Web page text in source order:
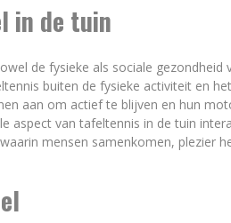
in de tuin
de fysieke als sociale gezondheid
buiten de fysieke activiteit en
aan om actief te blijven en hun
aspect van tafeltennis in de tuin
mensen samenkomen, plezier